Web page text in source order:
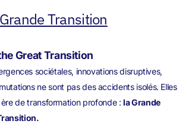
Transition
Great Transition
sociétales, innovations disruptives,
ne sont pas des accidents isolés. Elles
de transformation profonde :la Grande